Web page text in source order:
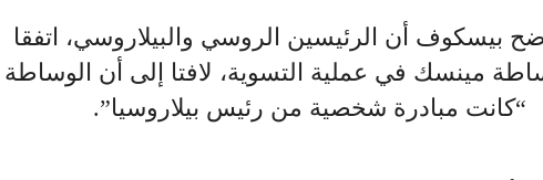
بيسكوف أن الرئيسين الروسي والبيلاروسي، اتفقا
مينسك في عملية التسوية، لافتا إلى أن الوساطة
“كانت مبادرة شخصية من رئيس بيلاروسيا”.